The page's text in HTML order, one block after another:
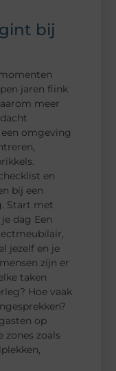
bij
jaren flink
meer
omgeving
en
bij een
Start met
dag Een
jezelf en je
zijn er
taken
Hoe vaak
op
zones zoals